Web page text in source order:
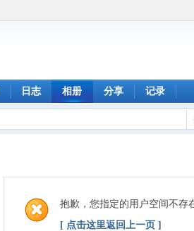
日志 相册 分享 记录
抱歉，您指定的用户空间不存
[ 点击这里返回上一页 ]